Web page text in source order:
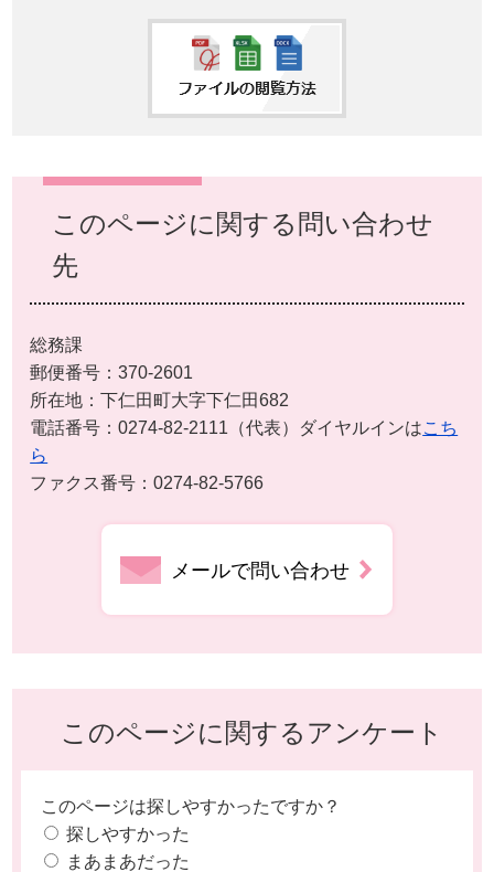
このページに関する問い合わせ
先
総務課
郵便番号：370-2601
所在地：下仁田町大字下仁田682
電話番号：0274-82-2111（代表）ダイヤルインはこち
ら
ファクス番号：0274-82-5766
メールで問い合わせ
このページに関するアンケート
このページは探しやすかったですか？
探しやすかった
まあまあだった